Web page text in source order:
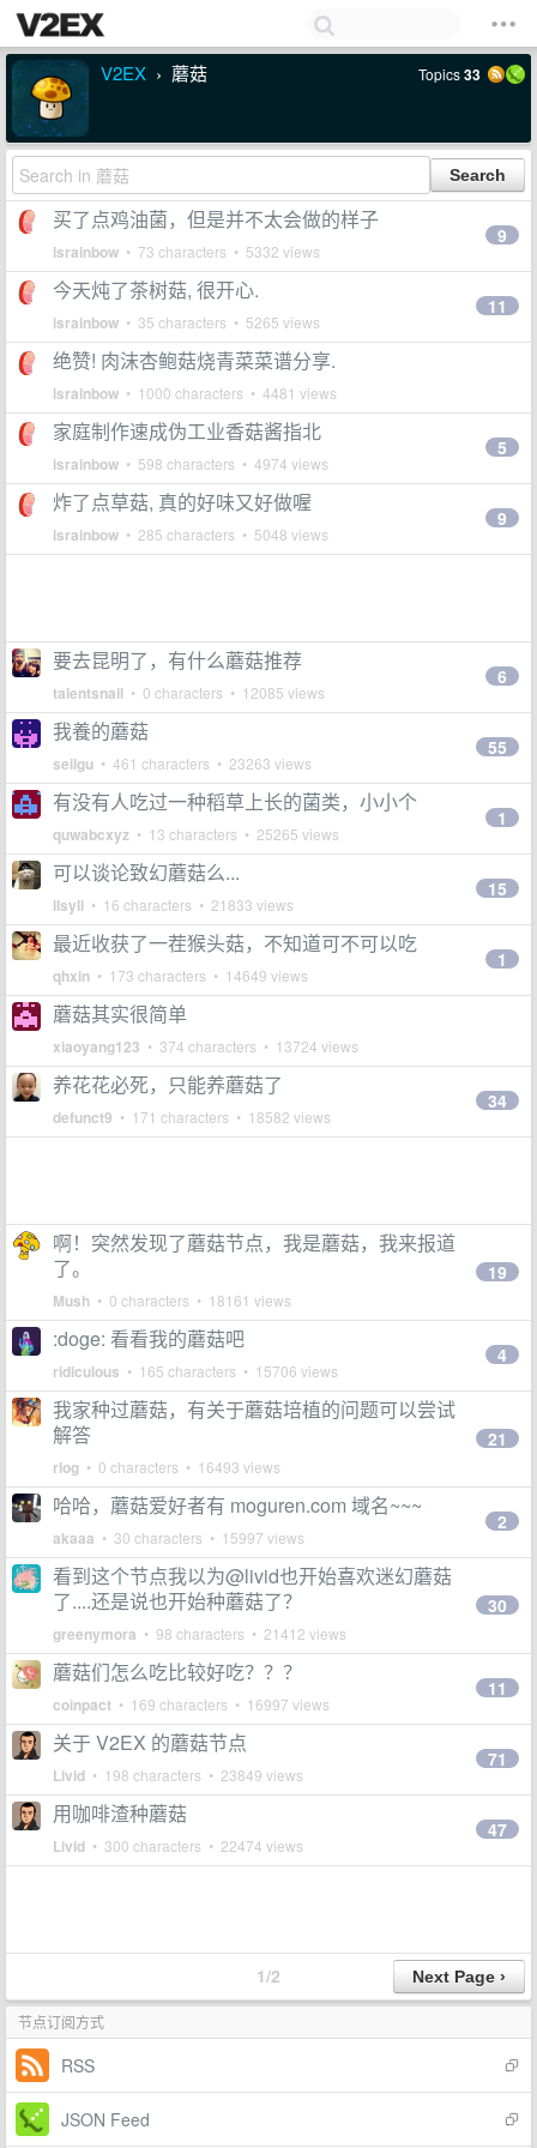
V2EX › 蘑菇 Topics33
买了点鸡油菌，但是并不太会做的样子
israinbow • 73 characters • 5332 views
9
今天炖了茶树菇, 很开心.
israinbow • 35 characters • 5265 views
11
绝赞! 肉沫杏鲍菇烧青菜菜谱分享.
israinbow • 1000 characters • 4481 views
家庭制作速成伪工业香菇酱指北
israinbow • 598 characters • 4974 views
5
炸了点草菇, 真的好味又好做喔
israinbow • 285 characters • 5048 views
9
要去昆明了，有什么蘑菇推荐
talentsnail • 0 characters • 12085 views
6
我養的蘑菇
seilgu • 461 characters • 23263 views
55
有没有人吃过一种稻草上长的菌类，小小个
quwabcxyz • 13 characters • 25265 views
1
可以谈论致幻蘑菇么...
llsyll • 16 characters • 21833 views
15
最近收获了一茬猴头菇，不知道可不可以吃
qhxin • 173 characters • 14649 views
1
蘑菇其实很简单
xiaoyang123 • 374 characters • 13724 views
养花花必死，只能养蘑菇了
defunct9 • 171 characters • 18582 views
34
啊！突然发现了蘑菇节点，我是蘑菇，我来报道
了。
Mush • 0 characters • 18161 views
19
:doge: 看看我的蘑菇吧
ridiculous • 165 characters • 15706 views
4
我家种过蘑菇，有关于蘑菇培植的问题可以尝试
解答
rlog • 0 characters • 16493 views
21
哈哈，蘑菇爱好者有 moguren.com 域名~~~
akaaa • 30 characters • 15997 views
2
看到这个节点我以为@livid也开始喜欢迷幻蘑菇
了....还是说也开始种蘑菇了？
greenymora • 98 characters • 21412 views
30
蘑菇们怎么吃比较好吃？？？
coinpact • 169 characters • 16997 views
11
关于 V2EX 的蘑菇节点
Livid • 198 characters • 23849 views
71
用咖啡渣种蘑菇
Livid • 300 characters • 22474 views
47
1/2
节点订阅方式
RSS
JSON Feed